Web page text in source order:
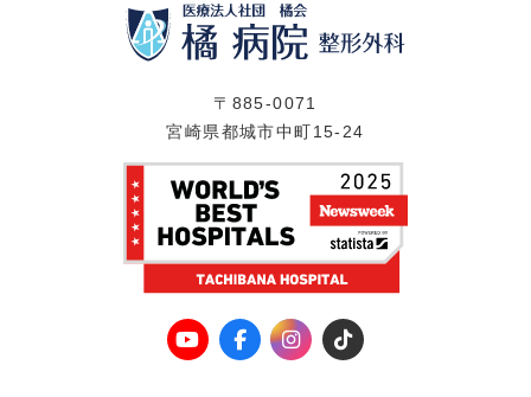
〒885-0071
宮崎県都城市中町15-24